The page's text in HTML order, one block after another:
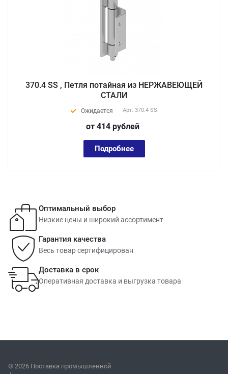
370.4 SS , Петля потайная из НЕРЖАВЕЮЩЕЙ
СТАЛИ
Ожидается Арт. 370.4 SS
от 414 рублей
Подробнее
Оптимальный выбор
Низкие цены и широкий ассортимент
Гарантия качества
Весь товар сертифицирован
Доставка в срок
Оперативная доставка и выгрузка товара
© 2026 Поставка промышленной